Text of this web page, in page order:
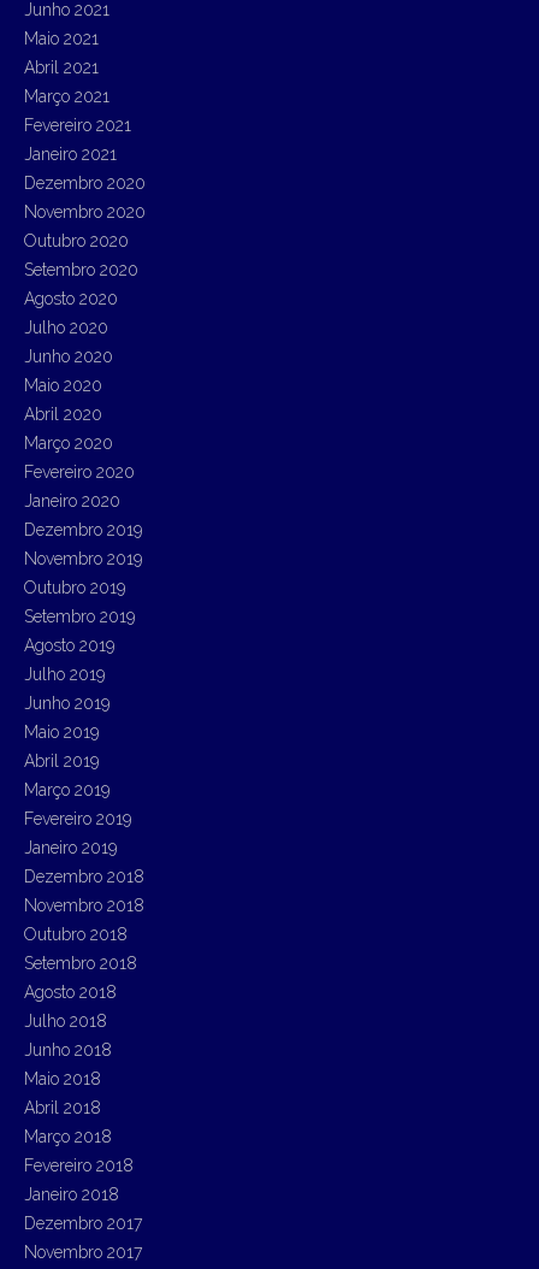
Junho 2021
Maio 2021
Abril 2021
Março 2021
Fevereiro 2021
Janeiro 2021
Dezembro 2020
Novembro 2020
Outubro 2020
Setembro 2020
Agosto 2020
Julho 2020
Junho 2020
Maio 2020
Abril 2020
Março 2020
Fevereiro 2020
Janeiro 2020
Dezembro 2019
Novembro 2019
Outubro 2019
Setembro 2019
Agosto 2019
Julho 2019
Junho 2019
Maio 2019
Abril 2019
Março 2019
Fevereiro 2019
Janeiro 2019
Dezembro 2018
Novembro 2018
Outubro 2018
Setembro 2018
Agosto 2018
Julho 2018
Junho 2018
Maio 2018
Abril 2018
Março 2018
Fevereiro 2018
Janeiro 2018
Dezembro 2017
Novembro 2017